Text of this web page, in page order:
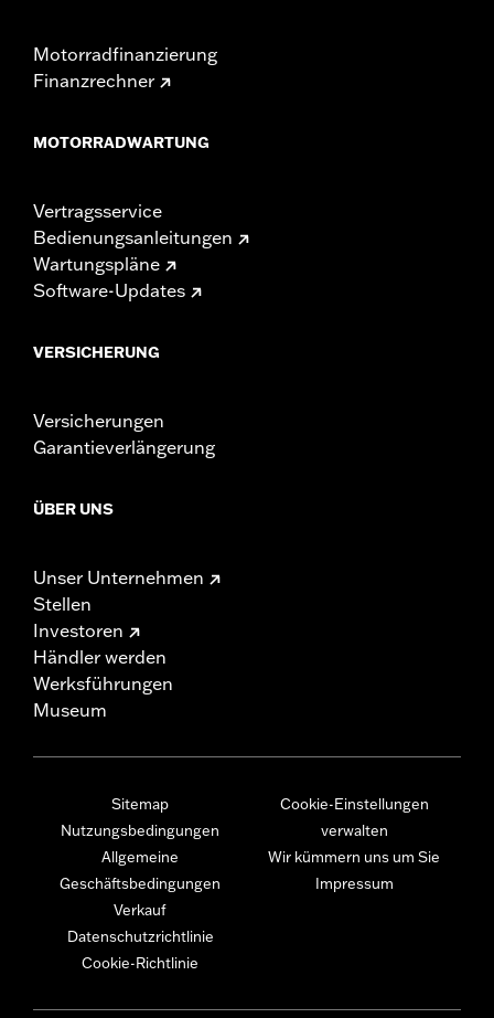
Motorradfinanzierung
Finanzrechner
MOTORRADWARTUNG
Vertragsservice
Bedienungsanleitungen
Wartungspläne
Software-Updates
VERSICHERUNG
Versicherungen
Garantieverlängerung
ÜBER UNS
Unser Unternehmen
Stellen
Investoren
Händler werden
Werksführungen
Museum
Sitemap
Nutzungsbedingungen
Allgemeine
Geschäftsbedingungen
Verkauf
Datenschutzrichtlinie
Cookie-Richtlinie
Cookie-Einstellungen
verwalten
Wir kümmern uns um Sie
Impressum